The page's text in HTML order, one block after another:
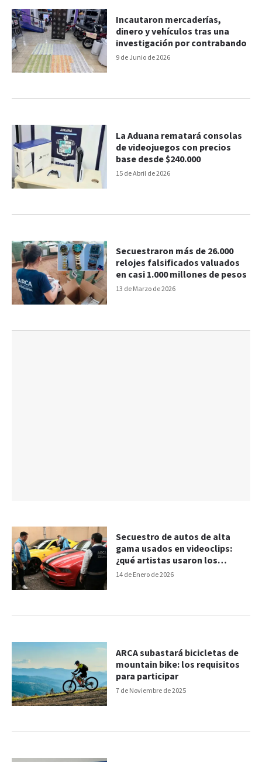
9 de Junio de 2026
Incautaron mercaderías,
dinero y vehículos tras una
investigación por contrabando
15 de Abril de 2026
La Aduana rematará consolas
de videojuegos con precios
base desde $240.000
13 de Marzo de 2026
Secuestraron más de 26.000
relojes falsificados valuados
en casi 1.000 millones de pesos
14 de Enero de 2026
Secuestro de autos de alta
gama usados en videoclips:
¿qué artistas usaron los
vehículos?
7 de Noviembre de 2025
ARCA subastará bicicletas de
mountain bike: los requisitos
para participar